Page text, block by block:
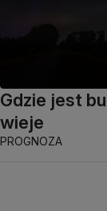
Gdzie jest
wieje
PROGNOZA